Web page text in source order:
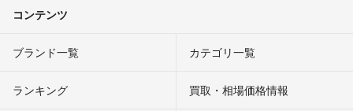
コンテンツ
ブランド一覧 カテゴリ一覧
ランキング 買取・相場価格情報